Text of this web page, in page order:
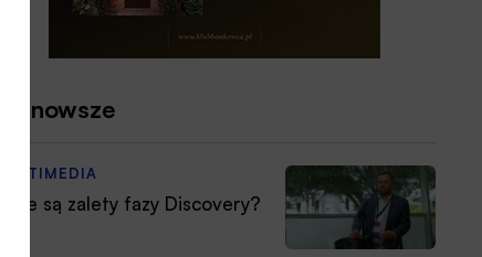
Najnowsze
MULTIMEDIA
Jakie są zalety fazy Discovery?